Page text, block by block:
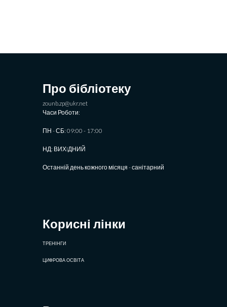
Про бібліотеку
zounb.zp@ukr.net
Часи Роботи:
ПН - СБ: 09:00 - 17:00
НД: ВИХIДНИЙ
Останній день кожного місяця - санітарний
Корисні лінки
ТРЕНІНГИ
ЦИФРОВА ОСВІТА